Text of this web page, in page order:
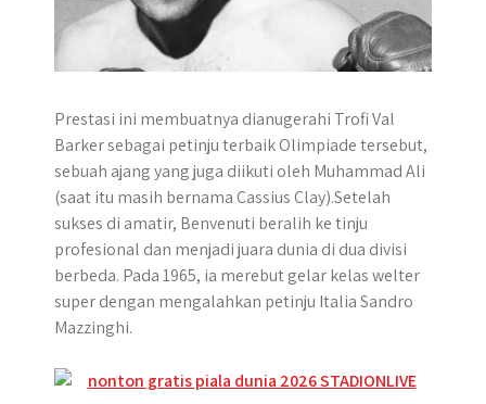
Prestasi ini membuatnya dianugerahi Trofi Val
Barker sebagai petinju terbaik Olimpiade tersebut,
sebuah ajang yang juga diikuti oleh Muhammad Ali
(saat itu masih bernama Cassius Clay).Setelah
sukses di amatir, Benvenuti beralih ke tinju
profesional dan menjadi juara dunia di dua divisi
berbeda. Pada 1965, ia merebut gelar kelas welter
super dengan mengalahkan petinju Italia Sandro
Mazzinghi.